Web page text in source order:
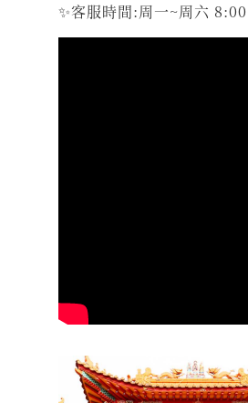
✨客服時間:周一~周六